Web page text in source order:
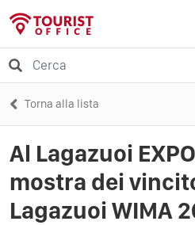
Torna alla lista
Al Lagazuoi
mostra dei
Lagazuoi WIMA